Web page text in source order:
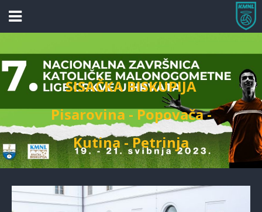
SISAČKA BISKUPIJA
Pisarovina - Popovača -
Kutina - Petrinja